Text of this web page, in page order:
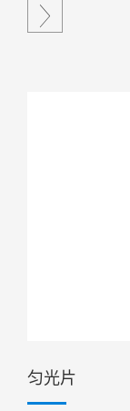

匀光片